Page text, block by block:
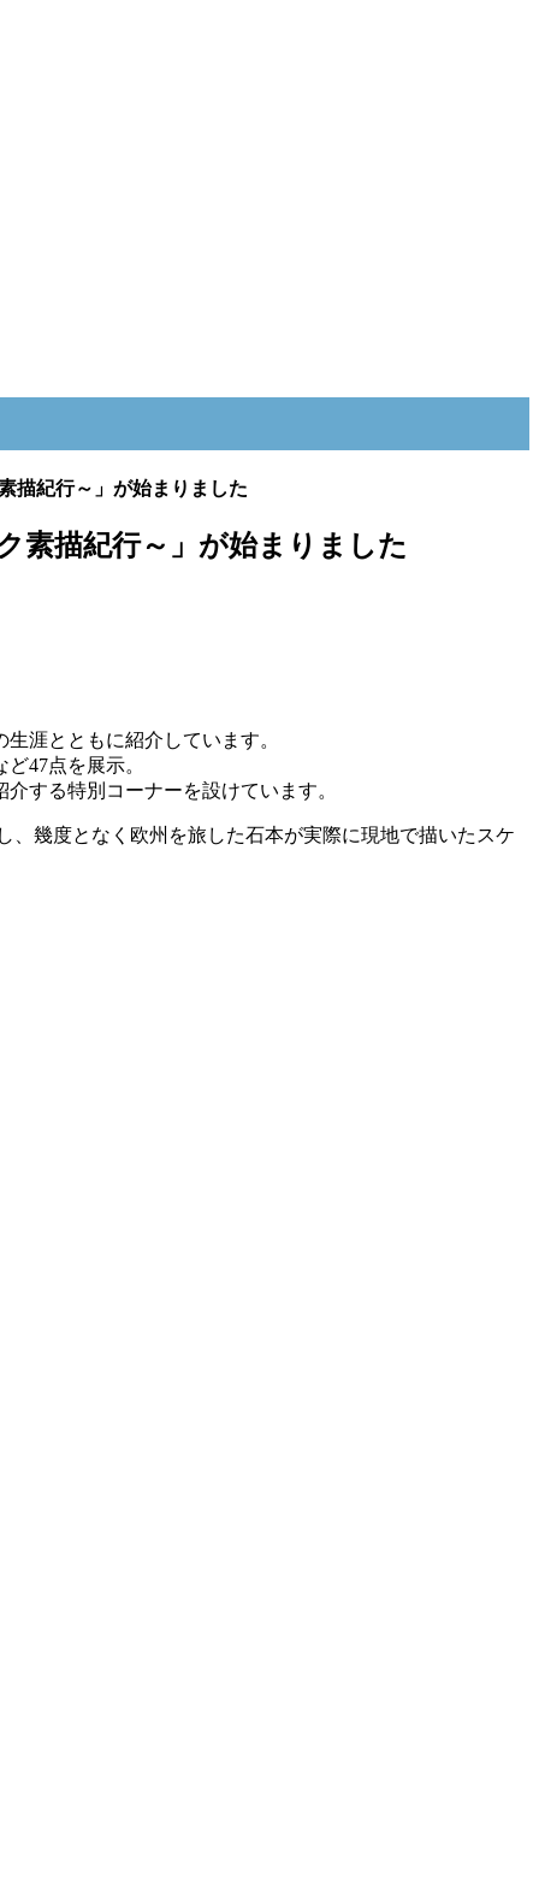
描紀行～」が始まりました
素描紀行～」が始まりました
涯とともに紹介しています。
47点を展示。
する特別コーナーを設けています。
幾度となく欧州を旅した石本が実際に現地で描いたスケ